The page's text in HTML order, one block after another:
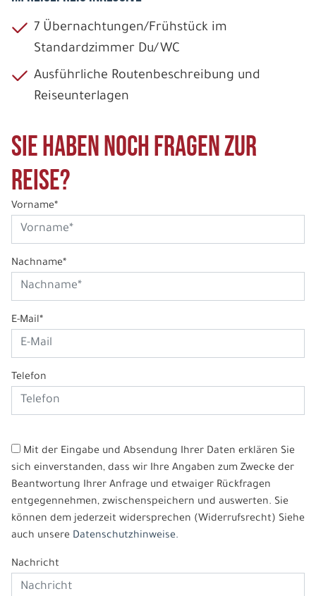
7 Übernachtungen/Frühstück im
Standardzimmer Du/WC
Ausführliche Routenbeschreibung und
Reiseunterlagen
Sie haben noch Fragen zur
Reise?
Vorname*
Nachname*
E-Mail*
Telefon
Mit der Eingabe und Absendung Ihrer Daten erklären Sie
sich einverstanden, dass wir Ihre Angaben zum Zwecke der
Beantwortung Ihrer Anfrage und etwaiger Rückfragen
entgegennehmen, zwischenspeichern und auswerten. Sie
können dem jederzeit widersprechen (Widerrufsrecht) Siehe
auch unsere Datenschutzhinweise.
Nachricht